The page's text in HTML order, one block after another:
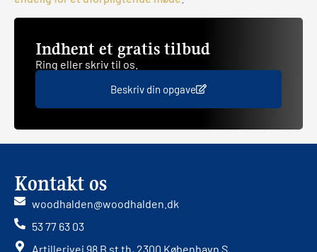
Indhent et gratis tilbud
Ring eller skriv til os.
Beskriv din opgave
Kontakt os
woodhalden@woodhalden.dk
53 77 63 03
Artillerivej 98 B st th, 2300 København S